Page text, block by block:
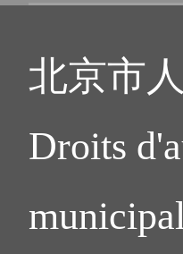
北京市
Droits